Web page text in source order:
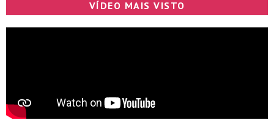
VÍDEO MAIS VISTO